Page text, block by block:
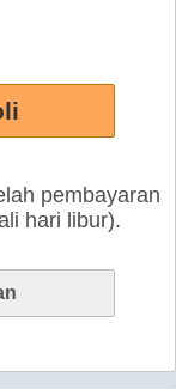
pembayaran
hari libur).